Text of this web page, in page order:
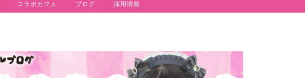
コラボカフェ ブログ 採用情報